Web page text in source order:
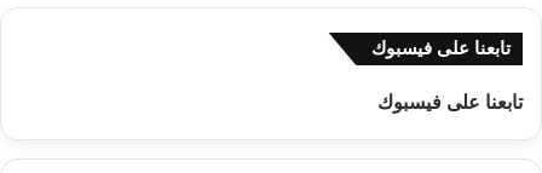
تابعنا على فيسبوك
تابعنا على فيسبوك